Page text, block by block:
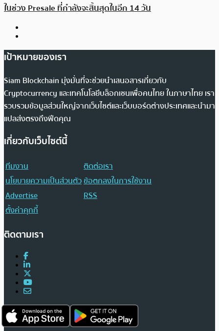
ในช่วง Presale ที่กำลังจะสิ้นสุดในอีก 14 วัน
เป้าหมายของเรา
Siam Blockchain มุ่งมั่นที่จะช่วยนำเสนอสารเกี่ยวกับ
Cryptocurrency และเทคโนโลยีบล็อกเชนเพื่อคนไทย ในภาษาไทย เรา
รวบรวมข้อมูลส่วนใหญ่จากเว็บไซต์และเว็บบอร์ดต่างประเทศและนำมา
แปลส่งตรงถึงฟีดคุณ
เกี่ยวกับเว็บไซต์นี้
ทีมงาน
ติดต่อเรา
นโยบายความเป็นส่วนตัวข้อตกลงในการใช้งาน
Advertise
RSS
ตั้งค่าคุกกี้
ติดตามเรา